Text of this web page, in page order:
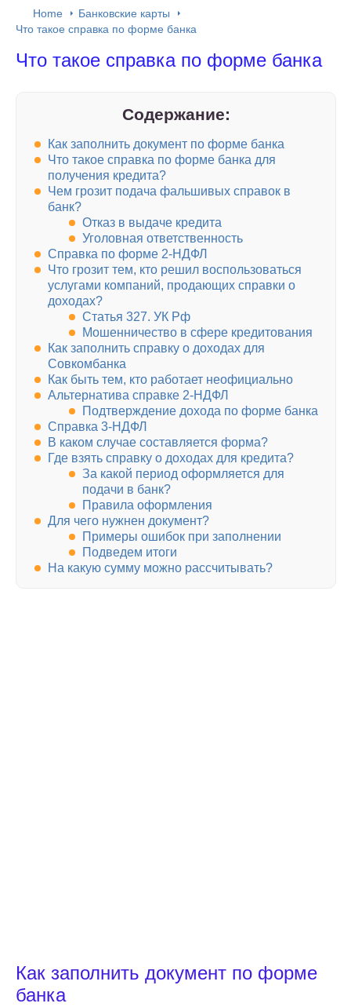
Home
Банковские карты
Что такое справка по форме банка
Что такое справка по форме банка
Содержание:
Как заполнить документ по форме банка
Что такое справка по форме банка для
получения кредита?
Чем грозит подача фальшивых справок в
банк?
Отказ в выдаче кредита
Уголовная ответственность
Справка по форме 2-НДФЛ
Что грозит тем, кто решил воспользоваться
услугами компаний, продающих справки о
доходах?
Статья 327. УК Рф
Мошенничество в сфере кредитования
Как заполнить справку о доходах для
Совкомбанка
Как быть тем, кто работает неофициально
Альтернатива справке 2-НДФЛ
Подтверждение дохода по форме банка
Справка 3-НДФЛ
В каком случае составляется форма?
Где взять справку о доходах для кредита?
За какой период оформляется для
подачи в банк?
Правила оформления
Для чего нужнен документ?
Примеры ошибок при заполнении
Подведем итоги
На какую сумму можно рассчитывать?
Как заполнить документ по форме
банка